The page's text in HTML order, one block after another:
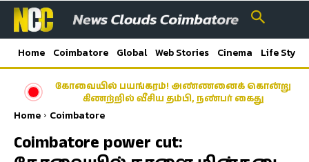
Home Coimbatore Global Web Stories Cinema Life Style
கோவையில் பயங்கரம்! அண்ணனைக் கொன்று
கிணற்றில் வீசிய தம்பி, நண்பர் கைது
Home Coimbatore
Coimbatore power cut: